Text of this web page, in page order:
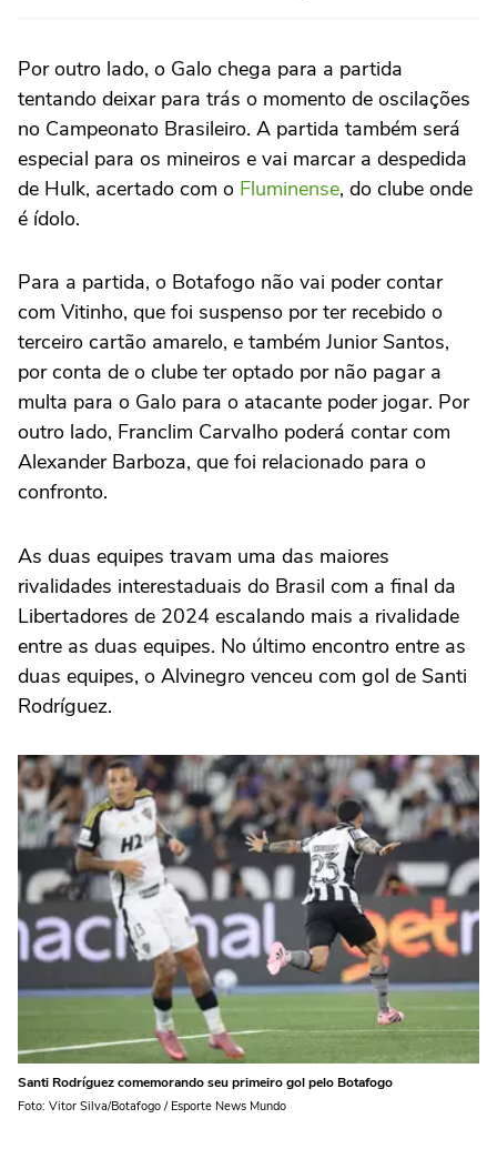
Por outro lado, o Galo chega para a partida
tentando deixar para trás o momento de oscilações
no Campeonato Brasileiro. A partida também será
especial para os mineiros e vai marcar a despedida
de Hulk, acertado com o Fluminense, do clube onde
é ídolo.
Para a partida, o Botafogo não vai poder contar
com Vitinho, que foi suspenso por ter recebido o
terceiro cartão amarelo, e também Junior Santos,
por conta de o clube ter optado por não pagar a
multa para o Galo para o atacante poder jogar. Por
outro lado, Franclim Carvalho poderá contar com
Alexander Barboza, que foi relacionado para o
confronto.
As duas equipes travam uma das maiores
rivalidades interestaduais do Brasil com a final da
Libertadores de 2024 escalando mais a rivalidade
entre as duas equipes. No último encontro entre as
duas equipes, o Alvinegro venceu com gol de Santi
Rodríguez.
Santi Rodríguez comemorando seu primeiro gol pelo Botafogo
Foto: Vitor Silva/Botafogo / Esporte News Mundo